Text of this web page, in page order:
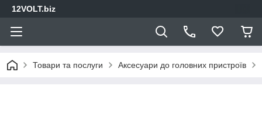
12VOLT.biz
Товари та послуги Аксесуари до головних пристроїв